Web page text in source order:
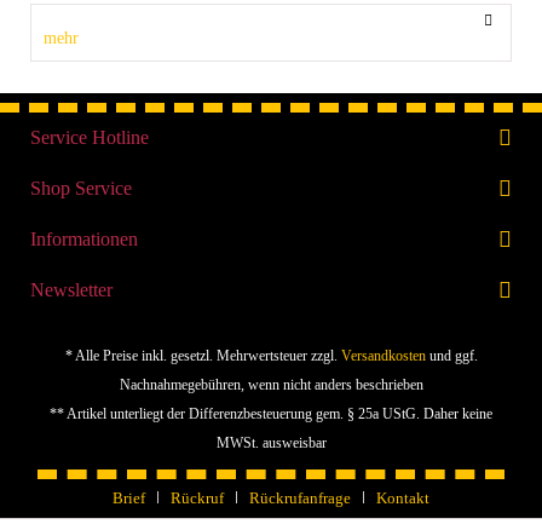
mehr
Service Hotline
Shop Service
Informationen
Newsletter
* Alle Preise inkl. gesetzl. Mehrwertsteuer zzgl. Versandkostenund ggf.
Nachnahmegebühren, wenn nicht anders beschrieben
** Artikel unterliegt der Differenzbesteuerung gem. § 25a UStG. Daher keine
MWSt. ausweisbar
Brief Rückruf Rückrufanfrage Kontakt